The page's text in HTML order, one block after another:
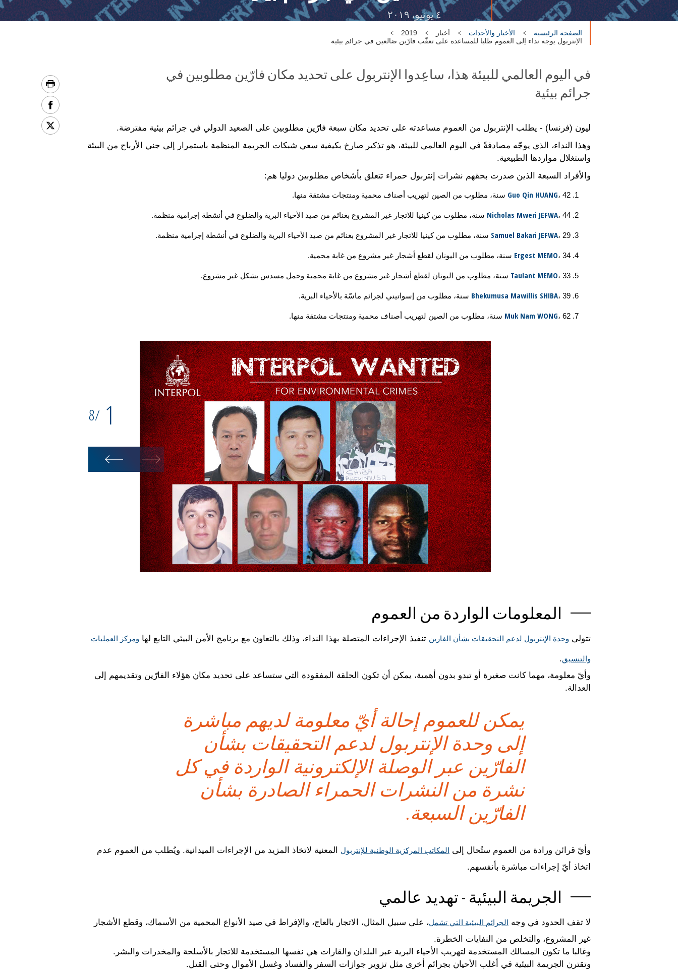
٤ يونيو، ٢٠١٩
الصفحة الرئيسية الأخبار والأحداث أخبار
2019
الإنتربول يوجه نداء إلى العموم طلبا للمساعدة على تعقّب فارّين ضالعين في جرائم بيئية
في اليوم العالمي للبيئة هذا، ساعِدوا الإنتربول على تحديد مكان فارّين مطلوبين في
جرائم بيئية
ليون (فرنسا) - يطلب الإنتربول من العموم مساعدته على تحديد مكان سبعة فارّين مطلوبين على الصعيد الدولي في جرائم بيئية مفترضة.
وهذا النداء، الذي يوجّه مصادفةً في اليوم العالمي للبيئة، هو تذكير صارخ بكيفية سعي شبكات الجريمة المنظمة باستمرار إلى جني الأرباح من البيئة
واستغلال مواردها الطبيعية.
والأفراد السبعة الذين صدرت بحقهم نشرات إنتربول حمراء تتعلق بأشخاص مطلوبين دوليا هم:
Guo Qin HUANG، 42 سنة، مطلوب من الصين لتهريب أصناف محمية ومنتجات مشتقة منها.
Nicholas Mweri JEFWA، 44 سنة، مطلوب من كينيا للاتجار غير المشروع بغنائم من صيد الأحياء البرية والضلوع في أنشطة إجرامية منظمة.
Samuel Bakari JEFWA، 29 سنة، مطلوب من كينيا للاتجار غير المشروع بغنائم من صيد الأحياء البرية والضلوع في أنشطة إجرامية منظمة.
Ergest MEMO، 34 سنة، مطلوب من اليونان لقطع أشجار غير مشروع من غابة محمية.
Taulant MEMO، 33 سنة، مطلوب من اليونان لقطع أشجار غير مشروع من غابة محمية وحمل مسدس بشكل غير مشروع.
Bhekumusa Mawillis SHIBA، 39 سنة، مطلوب من إسواتيني لجرائم ماسّة بالأحياء البرية.
Muk Nam WONG، 62 سنة، مطلوب من الصين لتهريب أصناف محمية ومنتجات مشتقة منها.
1
/
8
المعلومات الواردة من العموم
تتولى وحدة الإنتربول لدعم التحقيقات بشأن الفارين تنفيذ الإجراءات المتصلة بهذا النداء، وذلك بالتعاون مع برنامج الأمن البيئي التابع لها ومركز العمليات
والتنسيق.
وأيّ معلومة، مهما كانت صغيرة أو تبدو بدون أهمية، يمكن أن تكون الحلقة المفقودة التي ستساعد على تحديد مكان هؤلاء الفارّين وتقديمهم إلى
العدالة.
يمكن للعموم إحالة أيّ معلومة لديهم مباشرة
إلى وحدة الإنتربول لدعم التحقيقات بشأن
الفارّين عبر الوصلة الإلكترونية الواردة في كل
نشرة من النشرات الحمراء الصادرة بشأن
الفارّين السبعة.
وأيّ قرائن ورادة من العموم ستُحال إلى المكاتب المركزية الوطنية للإنتربول
المعنية لاتخاذ المزيد من الإجراءات الميدانية. ويُطلب من العموم عدم
اتخاذ أيّ إجراءات مباشرة بأنفسهم.
الجريمة البيئية - تهديد عالمي
لا تقف الحدود في وجه الجرائم البيئية التي تشمل، على سبيل المثال، الاتجار بالعاج، والإفراط في صيد الأنواع المحمية من الأسماك، وقطع الأشجار
غير المشروع، والتخلص من النفايات الخطرة.
وغالبا ما تكون المسالك المستخدمة لتهريب الأحياء البرية عبر البلدان والقارات هي نفسها المستخدمة للاتجار بالأسلحة والمخدرات والبشر.
وتقترن الجريمة البيئية في أغلب الأحيان بجرائم أخرى مثل تزوير جوازات السفر والفساد وغسل الأموال وحتى القتل.